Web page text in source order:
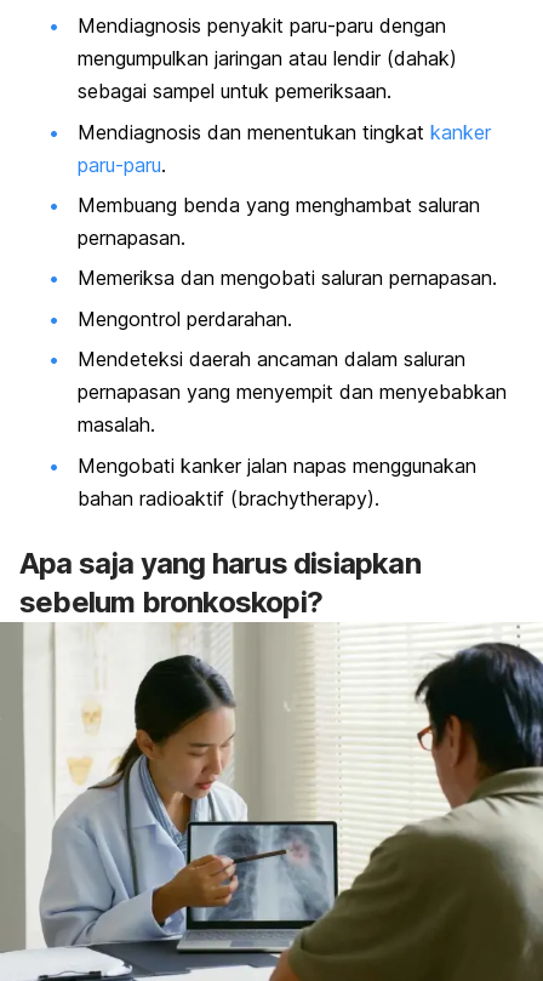
Mendiagnosis penyakit paru-paru dengan
mengumpulkan jaringan atau lendir (dahak)
sebagai sampel untuk pemeriksaan.
Mendiagnosis dan menentukan tingkat kanker
paru-paru.
Membuang benda yang menghambat saluran
pernapasan.
Memeriksa dan mengobati saluran pernapasan.
Mengontrol perdarahan.
Mendeteksi daerah ancaman dalam saluran
pernapasan yang menyempit dan menyebabkan
masalah.
Mengobati kanker jalan napas menggunakan
bahan radioaktif (brachytherapy).
Apa saja yang harus disiapkan
sebelum bronkoskopi?